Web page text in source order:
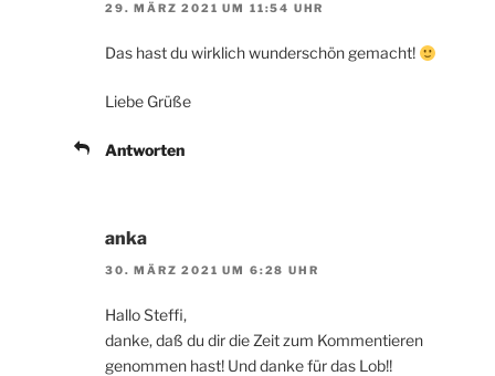
29. MÄRZ 2021 UM 11:54 UHR
Das hast du wirklich wunderschön gemacht!
Liebe Grüße
Antworten
anka
30. MÄRZ 2021 UM 6:28 UHR
Hallo Steffi,
danke, daß du dir die Zeit zum Kommentieren
genommen hast! Und danke für das Lob!!